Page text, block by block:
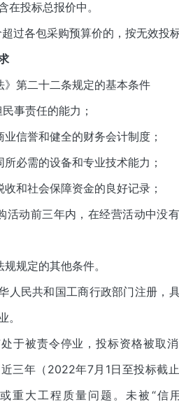
在投标总报价中。
过各包采购预算价的，按无效投
》第二十二条规定的基本条件
民事责任的能力；
业信誉和健全的财务会计制度；
所必需的设备和专业技术能力；
收和社会保障资金的良好记录；
活动前三年内，在经营活动中没
规规定的其他条件。
人民共和国工商行政部门注册，
。
于被责令停业，投标资格被取
三年（2022年7月 1日至投标截
重大工程质量问题。未被“信